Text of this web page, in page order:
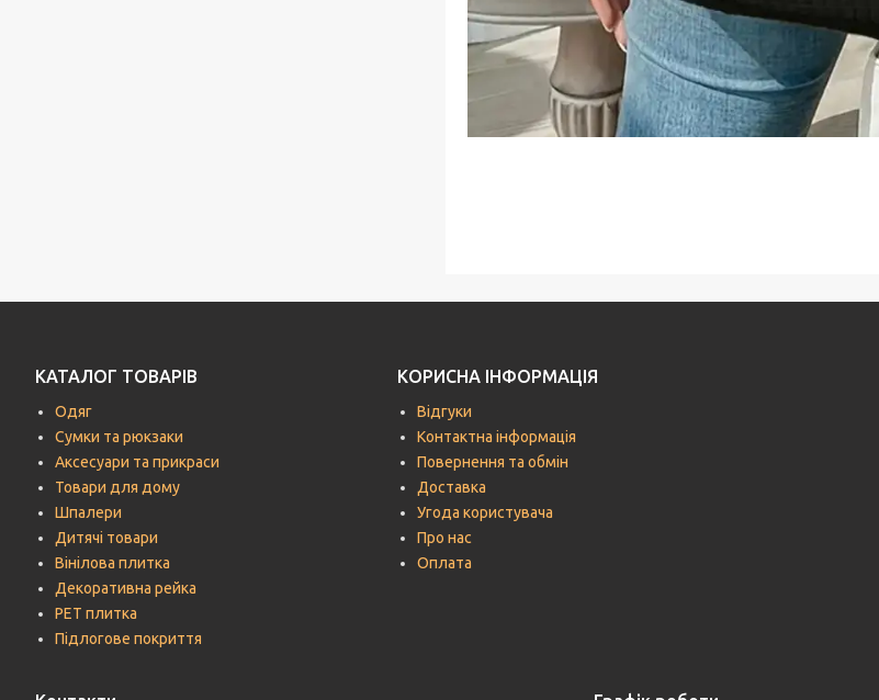
КАТАЛОГ ТОВАРІВ
Одяг
Сумки та рюкзаки
Аксесуари та прикраси
Товари для дому
Шпалери
Дитячі товари
Вінілова плитка
Декоративна рейка
РЕТ плитка
Підлогове покриття
КОРИСНА ІНФОРМАЦІЯ
Відгуки
Контактна інформація
Повернення та обмін
Доставка
Угода користувача
Про нас
Оплата